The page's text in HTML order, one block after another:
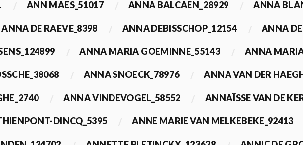
ANN MAES_51017 ANNA BALCAEN_28929 ANNA
ANNA DE RAEVE_8398 ANNA DEBISSCHOP_12154 ANNA
ANNA MARIA GOEMINNE_55143 ANNA
ANNA SNOECK_78976 ANNA VAN DER
ANNA VINDEVOGEL_58552 ANNAÏSSE VAN DE
DINCQ_5395 ANNE MARIE VAN MELKEBEKE_92413